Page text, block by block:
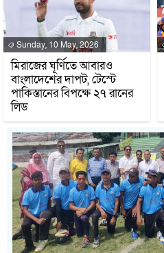
Sunday, 10 May, 2026
মিরাজের ঘূর্ণিতে আবারও
বাংলাদেশের দাপট, টেস্টে
পাকিস্তানের বিপক্ষে ২৭ রানের
লিড